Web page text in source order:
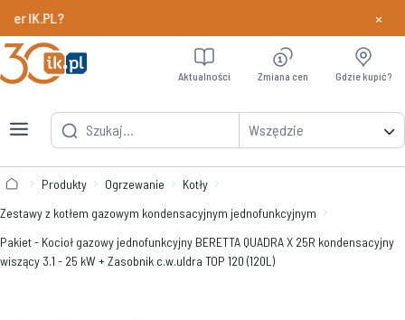
Dowiedz
×
Wszędzie
Aktualności Zmiana cen Gdzie kupić?
Produkty Ogrzewanie
Kotły
Zestawy z kotłem gazowym kondensacyjnym jednofunkcyjnym
Pakiet - Kocioł gazowy jednofunkcyjny BERETTA QUADRA X 25R kondensacyjny
wiszący 3.1 - 25 kW + Zasobnik c.w.uIdra TOP 120 (120L)